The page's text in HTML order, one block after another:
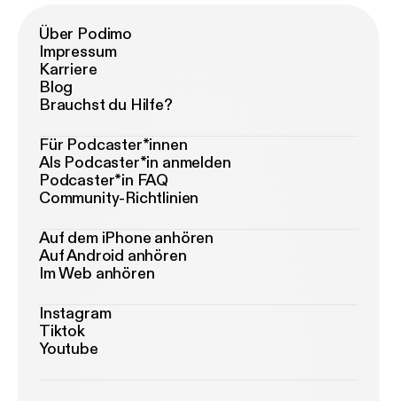
Über Podimo
Impressum
Karriere
Blog
Brauchst du Hilfe?
Für Podcaster*innen
Als Podcaster*in anmelden
Podcaster*in FAQ
Community-Richtlinien
Auf dem iPhone anhören
Auf Android anhören
Im Web anhören
Instagram
Tiktok
Youtube